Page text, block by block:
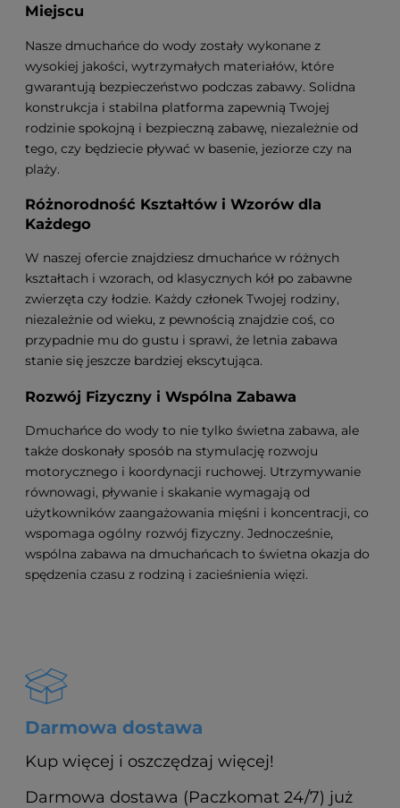
Miejscu
Nasze dmuchańce do wody zostały wykonane z
wysokiej jakości, wytrzymałych materiałów, które
gwarantują bezpieczeństwo podczas zabawy. Solidna
konstrukcja i stabilna platforma zapewnią Twojej
rodzinie spokojną i bezpieczną zabawę, niezależnie od
tego, czy będziecie pływać w basenie, jeziorze czy na
plaży.
Różnorodność Kształtów i Wzorów dla
Każdego
W naszej ofercie znajdziesz dmuchańce w różnych
kształtach i wzorach, od klasycznych kół po zabawne
zwierzęta czy łodzie. Każdy członek Twojej rodziny,
niezależnie od wieku, z pewnością znajdzie coś, co
przypadnie mu do gustu i sprawi, że letnia zabawa
stanie się jeszcze bardziej ekscytująca.
Rozwój Fizyczny i Wspólna Zabawa
Dmuchańce do wody to nie tylko świetna zabawa, ale
także doskonały sposób na stymulację rozwoju
motorycznego i koordynacji ruchowej. Utrzymywanie
równowagi, pływanie i skakanie wymagają od
użytkowników zaangażowania mięśni i koncentracji, co
wspomaga ogólny rozwój fizyczny. Jednocześnie,
wspólna zabawa na dmuchańcach to świetna okazja do
spędzenia czasu z rodziną i zacieśnienia więzi.
Darmowa dostawa
Kup więcej i oszczędzaj więcej!
Darmowa dostawa (Paczkomat 24/7) już